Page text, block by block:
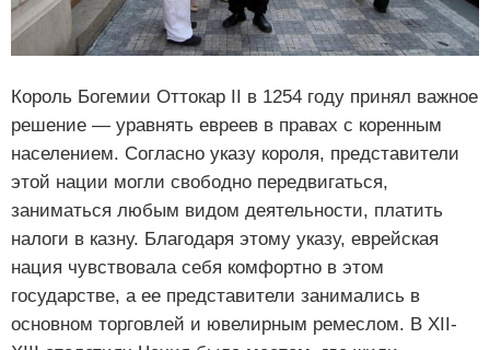
Король Богемии Оттокар II в 1254 году принял важное
решение — уравнять евреев в правах с коренным
населением. Согласно указу короля, представители
этой нации могли свободно передвигаться,
заниматься любым видом деятельности, платить
налоги в казну. Благодаря этому указу, еврейская
нация чувствовала себя комфортно в этом
государстве, а ее представители занимались в
основном торговлей и ювелирным ремеслом. В ХІІ-